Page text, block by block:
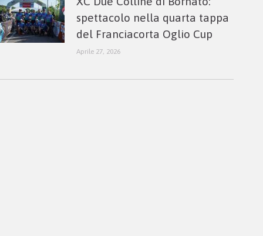
spettacolo nella quarta tappa
del Franciacorta Oglio Cup
Aprile 27, 2026